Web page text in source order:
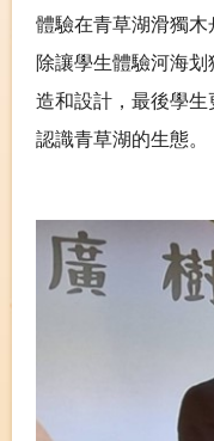
體驗在青草湖滑獨木
除讓學生體驗河海
造和設計，最後學
認識青草湖的生態。